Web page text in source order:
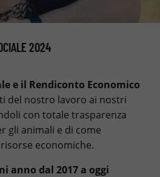
2024
e il Rendiconto Economico
del nostro lavoro ai nostri
con totale trasparenza
gli animali e di come
economiche.
anno dal 2017 a oggi